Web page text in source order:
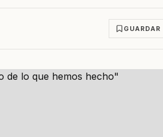
GUARDAR